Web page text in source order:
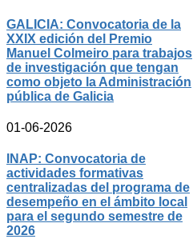
GALICIA: Convocatoria de la
XXIX edición del Premio
Manuel Colmeiro para trabajos
de investigación que tengan
como objeto la Administración
pública de Galicia
01-06-2026
INAP: Convocatoria de
actividades formativas
centralizadas del programa de
desempeño en el ámbito local
para el segundo semestre de
2026